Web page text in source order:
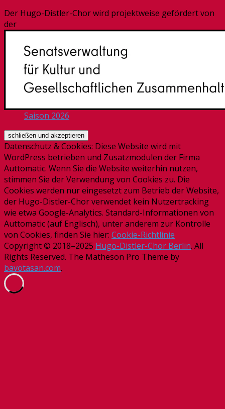
Der Hugo-Distler-Chor wird projektweise gefördert von
der
Saison 2026
Datenschutz & Cookies: Diese Website wird mit
WordPress betrieben und Zusatzmodulen der Firma
Auttomatic. Wenn Sie die Website weiterhin nutzen,
stimmen Sie der Verwendung von Cookies zu. Die
Cookies werden nur eingesetzt zum Betrieb der Website,
der Hugo-Distler-Chor verwendet kein Nutzertracking
wie etwa Google-Analytics. Standard-Informationen von
Auttomatic (auf Englisch), unter anderem zur Kontrolle
von Cookies, finden Sie hier: Cookie-Richtlinie
Copyright © 2018–2025 Hugo-Distler-Chor Berlin. All
Rights Reserved. The Matheson Pro Theme by
bavotasan.com.